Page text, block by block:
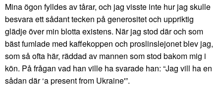
Mina ögon fylldes av tårar, och jag visste inte hur jag skulle
besvara ett sådant tecken på generositet och uppriktig
glädje över min blotta existens. När jag stod där och som
bäst fumlade med kaffekoppen och proslinslejonet blev jag,
som så ofta här, räddad av mannen som stod bakom mig i
kön. På frågan vad han ville ha svarade han: “Jag vill ha en
sådan där ‘a present from Ukraine'”.